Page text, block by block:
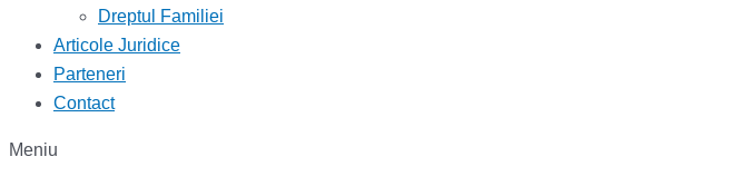
Dreptul Familiei
Articole Juridice
Parteneri
Contact
Meniu